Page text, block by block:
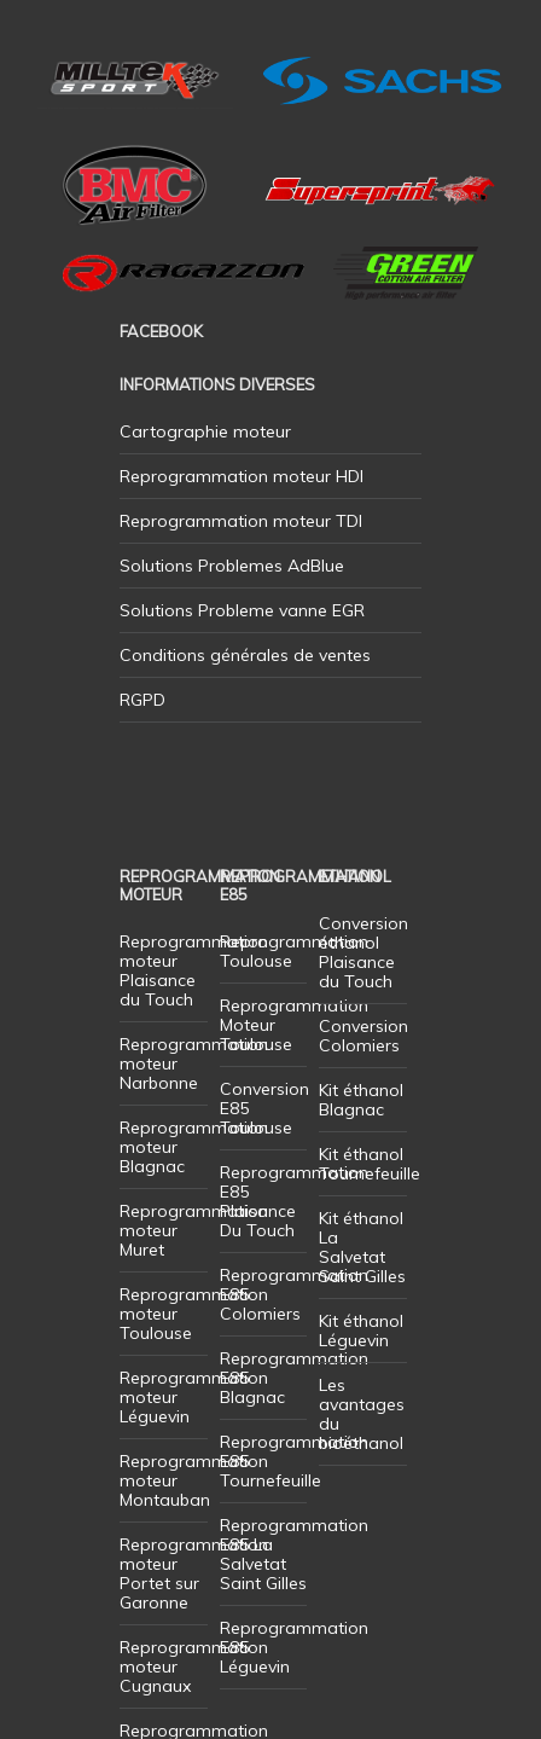
FACEBOOK
INFORMATIONS DIVERSES
Cartographie moteur
Reprogrammation moteur HDI
Reprogrammation moteur TDI
Solutions Problemes AdBlue
Solutions Probleme vanne EGR
Conditions générales de ventes
RGPD
REPROGRAMMATION
MOTEUR
Reprogrammation
moteur
Plaisance
du Touch
Reprogrammation
moteur
Narbonne
Reprogrammation
moteur
Blagnac
Reprogrammation
moteur
Muret
Reprogrammation
moteur
Toulouse
Reprogrammation
moteur
Léguevin
Reprogrammation
moteur
Montauban
Reprogrammation
moteur
Portet sur
Garonne
Reprogrammation
moteur
Cugnaux
Reprogrammation
REPROGRAMMATION
E85
Reprogrammation
Toulouse
Reprogrammation
Moteur
Toulouse
Conversion
E85
Toulouse
Reprogrammation
E85
Plaisance
Du Touch
Reprogrammation
E85
Colomiers
Reprogrammation
E85
Blagnac
Reprogrammation
E85
Tournefeuille
Reprogrammation
E85 La
Salvetat
Saint Gilles
Reprogrammation
E85
Léguevin
ETHANOL
Conversion
éthanol
Plaisance
du Touch
Conversion
Colomiers
Kit éthanol
Blagnac
Kit éthanol
Tournefeuille
Kit éthanol
La
Salvetat
Saint Gilles
Kit éthanol
Léguevin
Les
avantages
du
bioéthanol